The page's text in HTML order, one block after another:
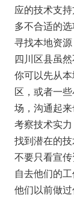
应的技术支
多不合适的选
寻找本地资源
四川区县虽
你可以先从
区，或者一
场，沟通起来
考察技术实力
找到潜在的
不要只看宣
自去他们的
他们以前做